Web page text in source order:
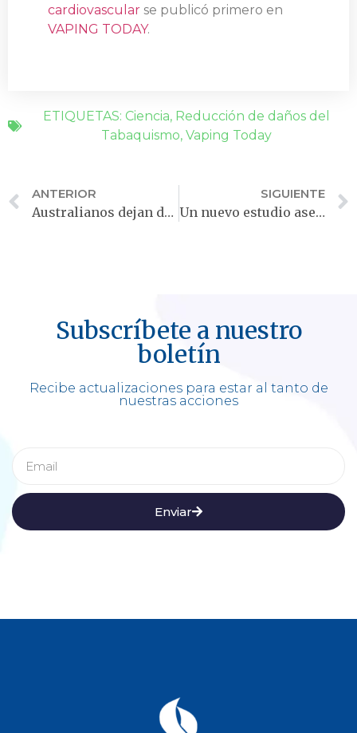
cardiovascular se publicó primero en
VAPING TODAY.
ETIQUETAS: Ciencia, Reducción de daños del
Tabaquismo, Vaping Today
ANTERIOR
Australianos dejan de fumar más fácilmente con el vapeo
SIGUIENTE
Un nuevo estudio asegura que el vapeo juvenil es bajo
Subscríbete a nuestro
boletín
Recibe actualizaciones para estar al tanto de
nuestras acciones
Enviar